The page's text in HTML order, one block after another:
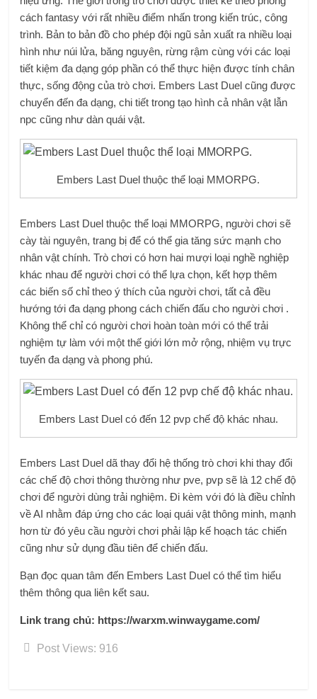
cách fantasy với rất nhiều điểm nhấn trong kiến ​​trúc, công
trình. Bản to bản đồ cho phép đội ngũ sản xuất ra nhiều loại
hình như núi lửa, băng nguyên, rừng rậm cùng với các loại
tiết kiệm đa dạng góp phần có thể thực hiện được tính chân
thực, sống động của trò chơi. Embers Last Duel cũng được
chuyển đến đa dạng, chi tiết trong tạo hình cả nhân vật lẫn
npc cũng như dàn quái vật.
Embers Last Duel thuộc thể loại MMORPG.
Embers Last Duel thuộc thể loại MMORPG, người chơi sẽ
cày tài nguyên, trang bị để có thể gia tăng sức mạnh cho
nhân vật chính. Trò chơi có hơn hai mượi loại nghề nghiệp
khác nhau để người chơi có thể lựa chọn, kết hợp thêm
các biến số chỉ theo ý thích của người chơi, tất cả đều
hướng tới đa dạng phong cách chiến đấu cho người chơi .
Không thể chỉ có người chơi hoàn toàn mới có thể trải
nghiệm tự làm với một thế giới lớn mở rộng, nhiệm vụ trực
tuyến đa dạng và phong phú.
Embers Last Duel có đến 12 pvp chế độ khác nhau.
Embers Last Duel dã thay đổi hệ thống trò chơi khi thay đổi
các chế độ chơi thông thường như pve, pvp sẽ là 12 chế độ
chơi để người dùng trải nghiệm. Đi kèm với đó là điều chỉnh
về AI nhằm đáp ứng cho các loại quái vật thông minh, mạnh
hơn từ đó yêu cầu người chơi phải lập kế hoạch tác chiến
cũng như sử dụng đầu tiên để chiến đấu.
Bạn đọc quan tâm đến Embers Last Duel có thể tìm hiểu
thêm thông qua liên kết sau.
Link trang chủ: https://warxm.winwaygame.com/
Post Views: 916